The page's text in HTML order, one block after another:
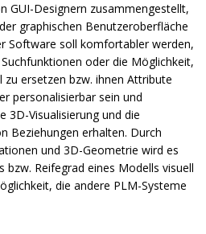
GUI-Designern zusammengestellt,
graphischen Benutzeroberfläche
Software soll komfortabler werden,
oder die Möglichkeit,
ersetzen bzw. ihnen Attribute
personalisierbar sein und
3D-Visualisierung und die
Beziehungen erhalten. Durch
und 3D-Geometrie wird es
bzw. Reifegrad eines Modells visuell
die andere PLM-Systeme